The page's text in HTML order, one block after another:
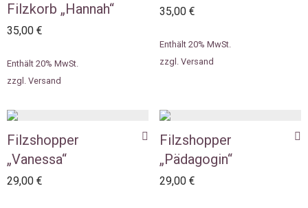
Filzkorb „Hannah“
35,00 €
Enthält 20% MwSt.
zzgl. Versand
35,00 €
Enthält 20% MwSt.
zzgl. Versand
Filzshopper
„Vanessa“
29,00 €
Filzshopper
„Pädagogin“
29,00 €